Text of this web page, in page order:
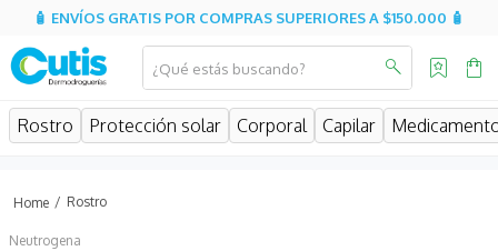
🧴 ENVÍOS GRATIS POR COMPRAS SUPERIORES A $150.000 🧴
¿Qué estás buscando?
Rostro Protección solar Corporal Capilar
Rostro
Neutrogena
MÁS BUSCADOS